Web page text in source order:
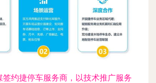
签约捷停车服务商，以技术推广服务